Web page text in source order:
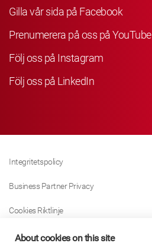
Gilla vår sida på Facebook
Prenumerera på oss på YouTube
Följ oss på Instagram
Följ oss på LinkedIn
Integritetspolicy
Business Partner Privacy
Cookies Riktlinje
Modern Slavery Act Policy
About cookies on this site